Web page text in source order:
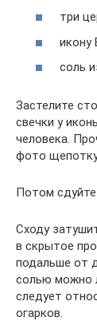
три
икону
соль
Застелите
свечки у
человека.
фото
Потом
Сходу
в скрытое
подальше от
солью можно
следует
огарков.